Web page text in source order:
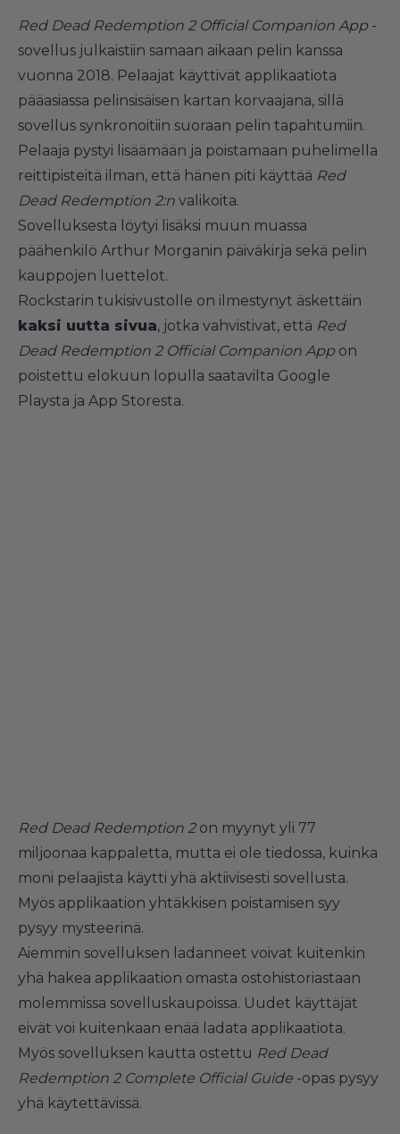
Red Dead Redemption 2 Official Companion App-
sovellus julkaistiin samaan aikaan pelin kanssa
vuonna 2018. Pelaajat käyttivät applikaatiota
pääasiassa pelinsisäisen kartan korvaajana, sillä
sovellus synkronoitiin suoraan pelin tapahtumiin.
Pelaaja pystyi lisäämään ja poistamaan puhelimella
reittipisteitä ilman, että hänen piti käyttää Red
Dead Redemption 2:n valikoita.
Sovelluksesta löytyi lisäksi muun muassa
päähenkilö Arthur Morganin päiväkirja sekä pelin
kauppojen luettelot.
Rockstarin tukisivustolle on ilmestynyt äskettäin
kaksi uutta sivua, jotka vahvistivat, että Red
Dead Redemption 2 Official Companion Appon
poistettu elokuun lopulla saatavilta Google
Playsta ja App Storesta.
Red Dead Redemption 2on myynyt yli 77
miljoonaa kappaletta, mutta ei ole tiedossa, kuinka
moni pelaajista käytti yhä aktiivisesti sovellusta.
Myös applikaation yhtäkkisen poistamisen syy
pysyy mysteerinä.
Aiemmin sovelluksen ladanneet voivat kuitenkin
yhä hakea applikaation omasta ostohistoriastaan
molemmissa sovelluskaupoissa. Uudet käyttäjät
eivät voi kuitenkaan enää ladata applikaatiota.
Myös sovelluksen kautta ostettu Red Dead
Redemption 2 Complete Official Guide -opas pysyy
yhä käytettävissä.